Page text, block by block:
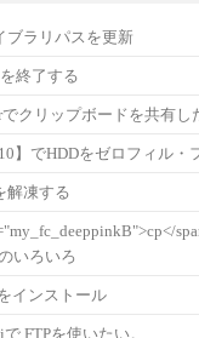
ブラリパスを更新
終了する
クリップボードを共有し
】でHDDをゼロフィル・
解凍する
いろいろ
インストール